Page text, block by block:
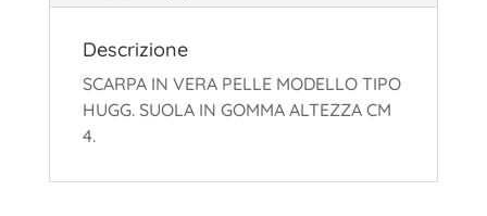
Descrizione
SCARPA IN VERA PELLE MODELLO TIPO
HUGG. SUOLA IN GOMMA ALTEZZA CM
4.